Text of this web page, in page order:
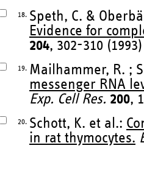
18. Speth, C. &
Evidence for
204, 302-310 (1993)
19. Mailhammer, R. ;
messenger RNA
Exp. Cell Res. 200,
20. Schott, K. et al.:
in rat thymocytes.